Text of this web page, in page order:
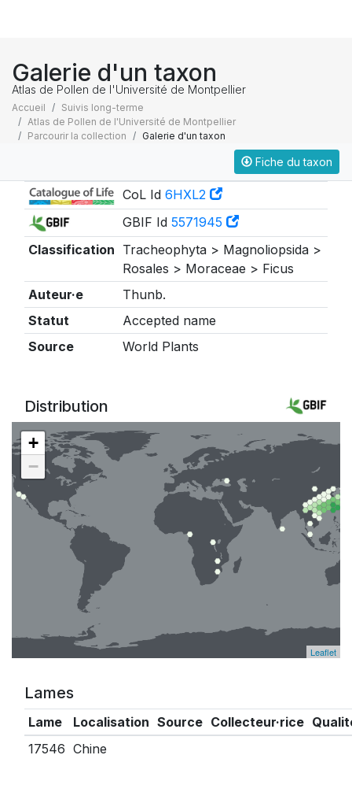
Galerie d'un taxon
Atlas de Pollen de l'Université de Montpellier
Accueil
Suivis long-terme
Atlas de Pollen de l'Université de Montpellier
Parcourir la collection
Galerie d'un taxon
Fiche du taxon
CoL Id 6HXL2
GBIF Id 5571945
Classification Tracheophyta > Magnoliopsida >
Rosales > Moraceae > Ficus
Auteur·e
Thunb.
Statut
Accepted name
Source
World Plants
Distribution
+
−
Leaflet
Lames
Lame Localisation Source Collecteur·rice
17546 Chine